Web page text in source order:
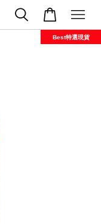
Best特選現貨